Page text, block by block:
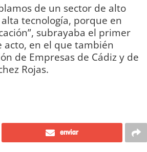
de un sector de alto
tecnología, porque en
subrayaba el primer
acto, en el que también
de Empresas de Cádiz y de
Rojas.
enviar